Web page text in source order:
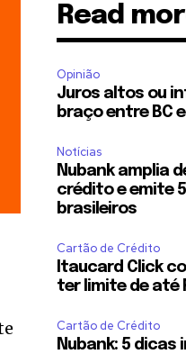
Read
Opinião
Juros altos ou
braço entre BC
Notícias
Nubank amplia
crédito e emite
brasileiros
Cartão de Crédito
Itaucard Click
ter limite de até
Cartão de Crédito
Nubank: 5 dicas